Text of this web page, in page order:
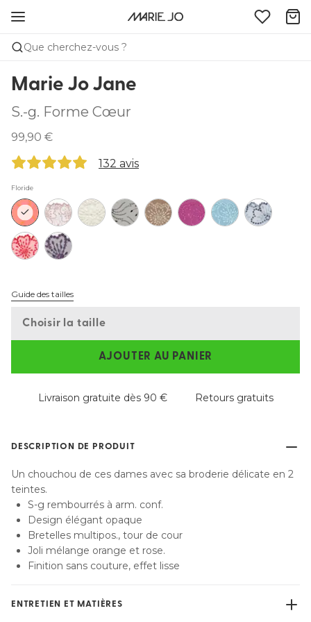
Que cherchez-vous ?
Marie Jo Jane
S.-g. Forme Cœur
99,90 €
132 avis
Floride
Guide des tailles
Choisir la taille
AJOUTER AU PANIER
Livraison gratuite dès 90 € Retours gratuits
DESCRIPTION DE PRODUIT
Un chouchou de ces dames avec sa broderie délicate en 2
teintes.
S-g rembourrés à arm. conf.
Design élégant opaque
Bretelles multipos., tour de cour
Joli mélange orange et rose.
Finition sans couture, effet lisse
ENTRETIEN ET MATIÈRES